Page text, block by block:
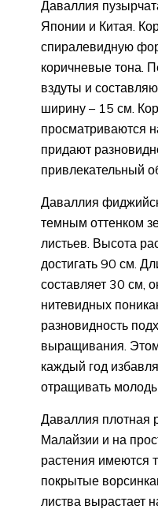
Даваллия
Японии и Китая.
спиралевидную
коричневые тона.
вздуты и
ширину – 15 см.
просматриваются
придают
привлекательный
Даваллия
темным оттенком
листьев. Высота
достигать 90 см.
составляет 30 см,
нитевидных
разновидность
выращивания.
каждый год
отращивать
Даваллия плотная
Малайзии и на
растения имеются
покрытые
листва вырастает